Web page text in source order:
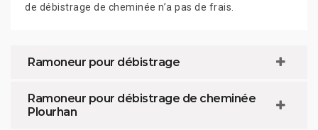
de débistrage de cheminée n’a pas de frais.
Ramoneur pour débistrage
Ramoneur pour débistrage de cheminée
Plourhan